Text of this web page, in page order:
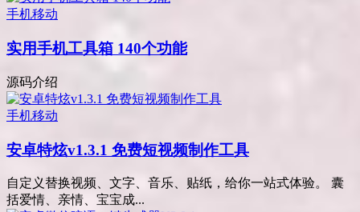
手机移动
实用手机工具箱 140个功能
源码介绍
手机移动
安卓特炫v1.3.1 免费短视频制作工具
自定义替换视频、文字、音乐、贴纸，给你一站式体验。 囊
括爱情、亲情、宝宝成...